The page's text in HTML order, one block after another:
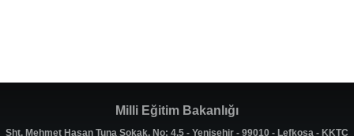
Milli Eğitim Bakanlığı
Şht. Mehmet Hasan Tuna Sokak, No: 4,5 - Yenişehir - 99010 - Lefkoşa - KKTC